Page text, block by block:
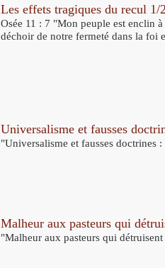
Les effets tragiques du recul 1/
Osée 11 : 7 "Mon peuple est enclin
déchoir de notre fermeté dans la foi
Universalisme et fausses
"Universalisme et fausses doctrines
Malheur aux pasteurs qui
"Malheur aux pasteurs qui